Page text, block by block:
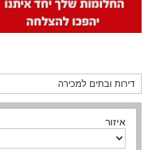
איזור